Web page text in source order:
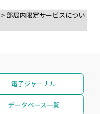
> 部局内限定サービスについ
電子ジャーナル
データベース一覧